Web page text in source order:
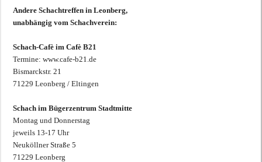
Andere Schachtreffen in Leonberg,
unabhängig vom Schachverein:
Schach-Cafè im Cafè B21
Termine: www.cafe-b21.de
Bismarckstr. 21
71229 Leonberg / Eltingen
Schach im Bügerzentrum Stadtmitte
Montag und Donnerstag
jeweils 13-17 Uhr
Neuköllner Straße 5
71229 Leonberg